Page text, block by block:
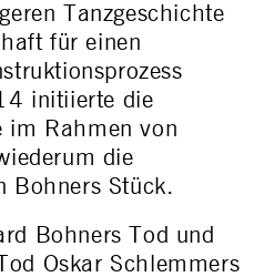
Tanzgeschichte
für einen
initiierte die
im Rahmen von
die
Bohners Stück.
Bohners Tod und
Oskar Schlemmers